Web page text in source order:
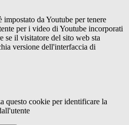
impostato da Youtube per tenere
per i video di Youtube incorporati
se il visitatore del sito web sta
versione dell'interfaccia di
questo cookie per identificare la